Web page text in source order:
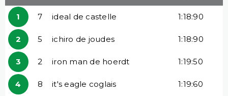
1 7 ideal de castelle 1:18:90
2 5 ichiro de joudes 1:18:90
3 2 iron man de hoerdt 1:19:50
4 8 it's eagle coglais 1:19:60